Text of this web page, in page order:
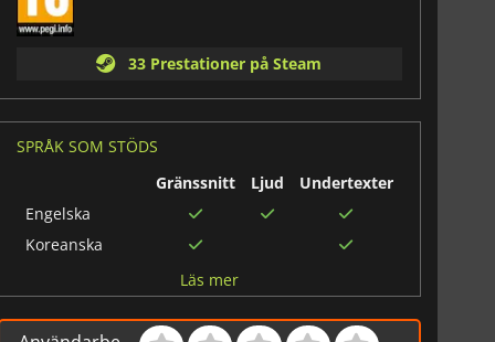
33 Prestationer på Steam
SPRÅK SOM STÖDS
Gränssnitt
Ljud
Undertexter
Engelska
Koreanska
kinesiska
Franska
Läs mer